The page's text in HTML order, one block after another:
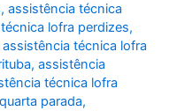
,assistência técnica
lofra perdizes,
assistência técnica lofra
,assistência
técnica lofra
parada,